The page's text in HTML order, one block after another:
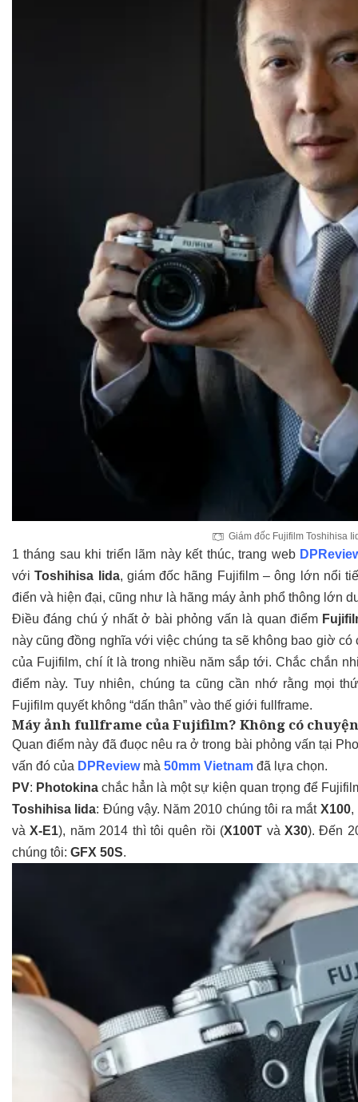
Giám đốc Fujifilm Toshihisa
1 tháng sau khi triển lãm này kết thúc, trang web
vớiToshihisa Iida, giám đốc hãng Fujifilm – ông lớn nổi
điển và hiện đại, cũng như là hãng máy ảnh phổ thông lớn
Điều đáng chú ý nhất ở bài phỏng vấn là quan điểm
này cũng đồng nghĩa với việc chúng ta sẽ không bao giờ
của Fujifilm, chí ít là trong nhiều năm sắp tới. Chắc chắn
điểm này. Tuy nhiên, chúng ta cũng cần nhớ rằng mọi
Fujifilm quyết không “dấn thân” vào thế giới fullframe.
Máy ảnh fullframe của Fujifilm? Không có
Quan điểm này đã đuọc nêu ra ở trong bài phỏng vấn tại
vấn đó của DPReviewmà 50mm Vietnam đã lựa chọn.
PV: Photokina chắc hẳn là một sự kiện quan trọng để
Toshihisa Iida: Đúng vậy. Năm 2010 chúng tôi ra mắt X100,
vàX-E1), năm 2014 thì tôi quên rồi (X100T vàX30). Đến
chúng tôi: GFX 50S.